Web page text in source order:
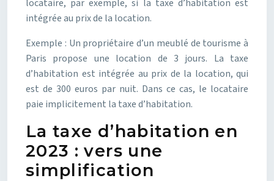
locataire, par exemple, si la taxe d’habitation est
intégrée au prix de la location.
Exemple : Un propriétaire d’un meublé de tourisme à
Paris propose une location de 3 jours. La taxe
d’habitation est intégrée au prix de la location, qui
est de 300 euros par nuit. Dans ce cas, le locataire
paie implicitement la taxe d’habitation.
La taxe d’habitation en
2023 : vers une
simplification